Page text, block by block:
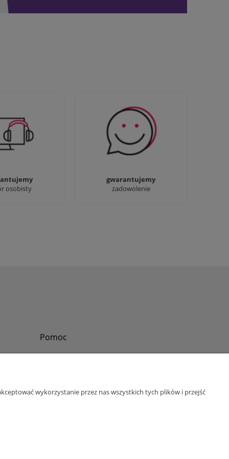
osobisty
:) możesz
nasze sklepy
gwarantujemy
zadowolenie
Sprawdź nasze 100%
zadowolenia Klientów
Pomoc
bok@abinvest.info
wykorzystanie przez nas wszystkich tych plików i przejść